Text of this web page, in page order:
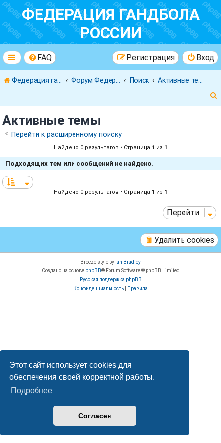
Этот сайт использует cookies для
обеспечения своей корректной работы.
Подробнее
Согласен
ФЕДЕРАЦИЯ ГАНДБОЛА
РОССИИ
FAQ Вход
Регистрация
Федерация гандбола России Поиск
к
Активные темы
Перейти к расширенному поиску
Найдено 0 результатов • Страница 1 из 1
Подходящих тем или сообщений не найдено.
Найдено 0 результатов • Страница 1 из 1
Перейти
Удалить cookies
Breeze style by Ian Bradley
Создано на основе phpBB® Forum Software © phpBB Limited
Русская поддержка phpBB
Конфиденциальность
Правила